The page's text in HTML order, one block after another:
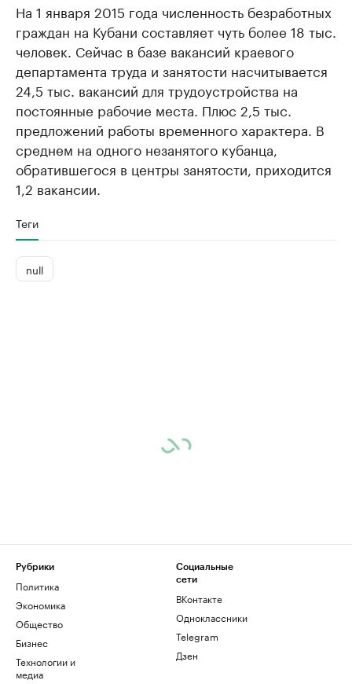
На 1 января 2015 года численность безработных
граждан на Кубани составляет чуть более 18 тыс.
человек. Сейчас в базе вакансий краевого
департамента труда и занятости насчитывается
24,5 тыс. вакансий для трудоустройства на
постоянные рабочие места. Плюс 2,5 тыс.
предложений работы временного характера. В
среднем на одного незанятого кубанца,
обратившегося в центры занятости, приходится
1,2 вакансии.
Теги
null
Рубрики
Политика
Экономика
Общество
Бизнес
Технологии и
медиа
Социальные
сети
ВКонтакте
Одноклассники
Telegram
Дзен